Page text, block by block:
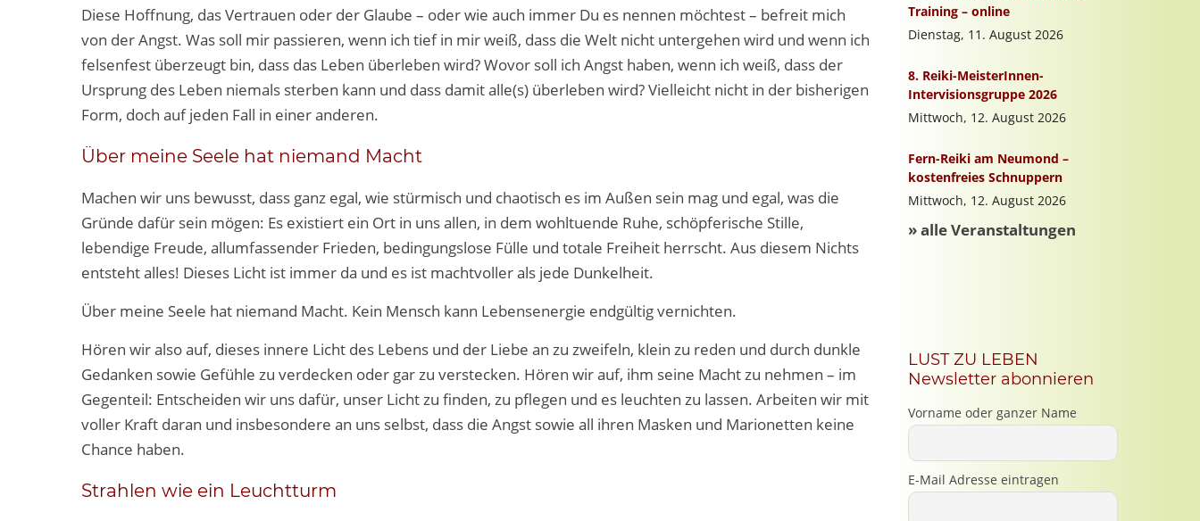
Diese Hoffnung, das Vertrauen oder der Glaube – oder wie auch immer Du es nennen möchtest – befreit mich
von der Angst. Was soll mir passieren, wenn ich tief in mir weiß, dass die Welt nicht untergehen wird und wenn ich
felsenfest überzeugt bin, dass das Leben überleben wird? Wovor soll ich Angst haben, wenn ich weiß, dass der
Ursprung des Leben niemals sterben kann und dass damit alle(s) überleben wird? Vielleicht nicht in der bisherigen
Form, doch auf jeden Fall in einer anderen.
Über meine Seele hat niemand Macht
Machen wir uns bewusst, dass ganz egal, wie stürmisch und chaotisch es im Außen sein mag und egal, was die
Gründe dafür sein mögen: Es existiert ein Ort in uns allen, in dem wohltuende Ruhe, schöpferische Stille,
lebendige Freude, allumfassender Frieden, bedingungslose Fülle und totale Freiheit herrscht. Aus diesem Nichts
entsteht alles! Dieses Licht ist immer da und es ist machtvoller als jede Dunkelheit.
Über meine Seele hat niemand Macht. Kein Mensch kann Lebensenergie endgültig vernichten.
Hören wir also auf, dieses innere Licht des Lebens und der Liebe an zu zweifeln, klein zu reden und durch dunkle
Gedanken sowie Gefühle zu verdecken oder gar zu verstecken. Hören wir auf, ihm seine Macht zu nehmen – im
Gegenteil: Entscheiden wir uns dafür, unser Licht zu finden, zu pflegen und es leuchten zu lassen. Arbeiten wir mit
voller Kraft daran und insbesondere an uns selbst, dass die Angst sowie all ihren Masken und Marionetten keine
Chance haben.
Strahlen wie ein Leuchtturm
LUST ZU LEBEN
Newsletter abonnieren
Vorname oder ganzer Name
E-Mail Adresse eintragen